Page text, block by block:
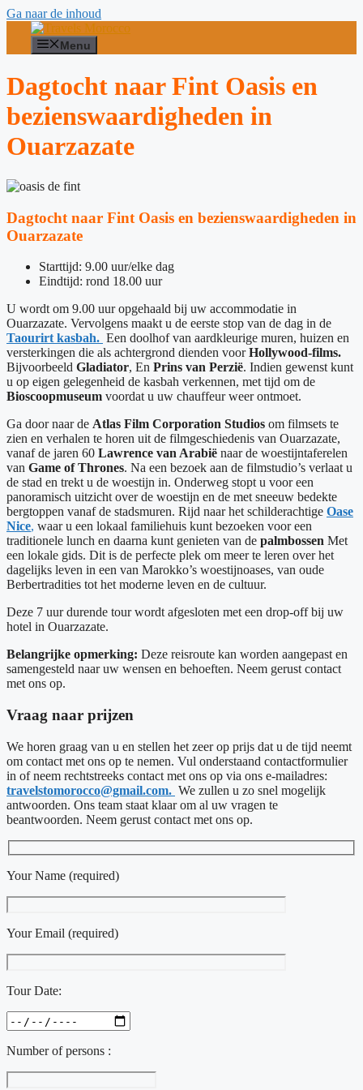
Ga naar de inhoud
Menu
Dagtocht naar Fint Oasis en
bezienswaardigheden in
Ouarzazate
Dagtocht naar Fint Oasis en bezienswaardigheden in
Ouarzazate
Starttijd: 9.00 uur/elke dag
Eindtijd: rond 18.00 uur
U wordt om 9.00 uur opgehaald bij uw accommodatie in
Ouarzazate. Vervolgens maakt u de eerste stop van de dag in de
Taourirt kasbah. Een doolhof van aardkleurige muren, huizen en
versterkingen die als achtergrond dienden voorHollywood-films.
Bijvoorbeeld Gladiator, En Prins van Perzië. Indien gewenst kunt
u op eigen gelegenheid de kasbah verkennen, met tijd om de
Bioscoopmuseum voordat u uw chauffeur weer ontmoet.
Ga door naar de Atlas Film Corporation Studios om filmsets te
zien en verhalen te horen uit de filmgeschiedenis van Ouarzazate,
vanaf de jaren 60 Lawrence van Arabië naar de woestijntaferelen
van Game of Thrones. Na een bezoek aan de filmstudio’s verlaat u
de stad en trekt u de woestijn in. Onderweg stopt u voor een
panoramisch uitzicht over de woestijn en de met sneeuw bedekte
bergtoppen vanaf de stadsmuren. Rijd naar het schilderachtige Oase
Nice, waar u een lokaal familiehuis kunt bezoeken voor een
traditionele lunch en daarna kunt genieten van de palmbossen Met
een lokale gids. Dit is de perfecte plek om meer te leren over het
dagelijks leven in een van Marokko’s woestijnoases, van oude
Berbertradities tot het moderne leven en de cultuur.
Deze 7 uur durende tour wordt afgesloten met een drop-off bij uw
hotel in Ouarzazate.
Belangrijke opmerking: Deze reisroute kan worden aangepast en
samengesteld naar uw wensen en behoeften. Neem gerust contact
met ons op.
Vraag naar prijzen
We horen graag van u en stellen het zeer op prijs dat u de tijd neemt
om contact met ons op te nemen. Vul onderstaand contactformulier
in of neem rechtstreeks contact met ons op via ons e-mailadres:
travelstomorocco@gmail.com. We zullen u zo snel mogelijk
antwoorden. Ons team staat klaar om al uw vragen te
beantwoorden. Neem gerust contact met ons op.
Your Name (required)
Your Email (required)
Tour Date:
Number of persons :